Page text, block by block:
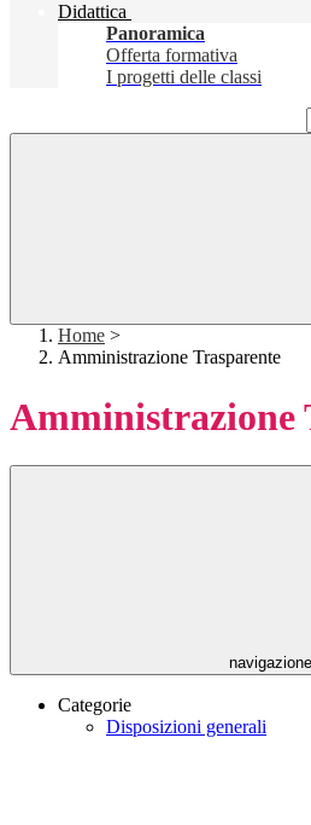
Didattica
Panoramica
Offerta formativa
I progetti delle classi
Home >
Amministrazione Trasparente
Amministrazione
navigazione
Categorie
Disposizioni generali